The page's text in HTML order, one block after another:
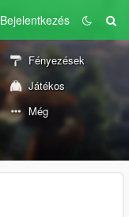
Bejelentkezés
Fényezések
Játékos
Még